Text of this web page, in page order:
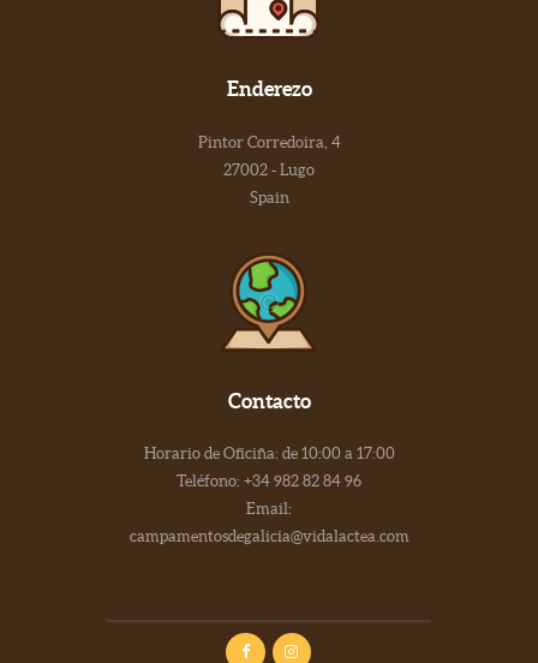
Enderezo
Pintor Corredoira, 4
27002 - Lugo
Spain
Contacto
Horario de Oficiña: de 10:00 a 17:00
Teléfono: +34 982 82 84 96
Email:
campamentosdegalicia@vidalactea.com